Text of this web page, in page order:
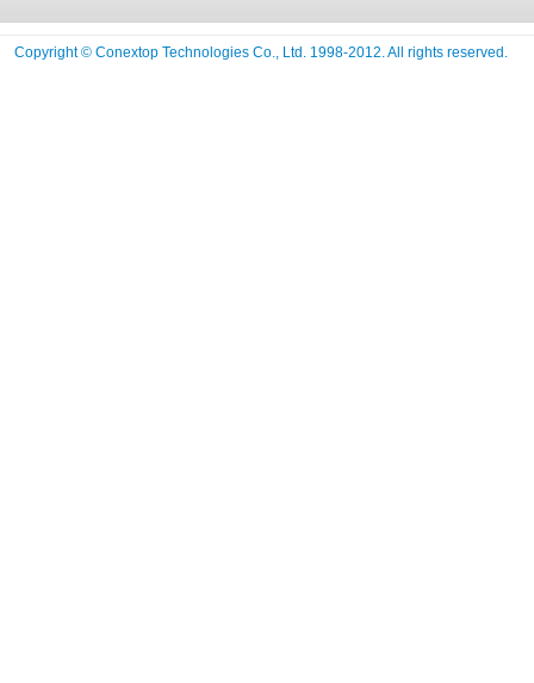
Copyright © Conextop Technologies Co., Ltd. 1998-2012. All rights reserved.